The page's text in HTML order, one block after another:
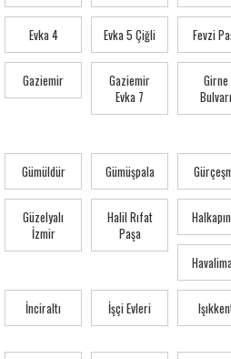
Evka 4 Evka 5 Çiğli Fevzi
Gaziemir
Gaziemir
Evka 7
Girne
Bulvarı
Gümüldür Gümüşpala
Güzelyalı
İzmir
Halil Rıfat
Paşa
İnciraltı İşçi Evleri